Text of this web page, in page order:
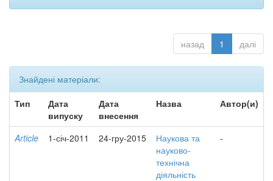
назад 1 далі
Знайдені матеріали:
Тип
Дата
випуску
Дата
внесення
Назва Автор(и)
Article 1-січ-2011 24-гру-2015
Наукова та
науково-
технічна
діяльність
-